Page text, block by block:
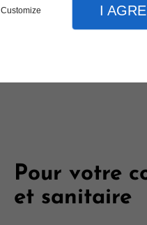
Customize I
Pour votre
et sanitaire